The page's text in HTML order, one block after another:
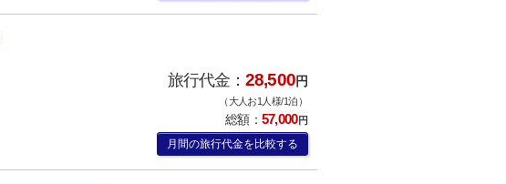
旅行代金：28,500円
（大人お1人様/1泊）
総額： 57,000円
月間の旅行代金を比較する